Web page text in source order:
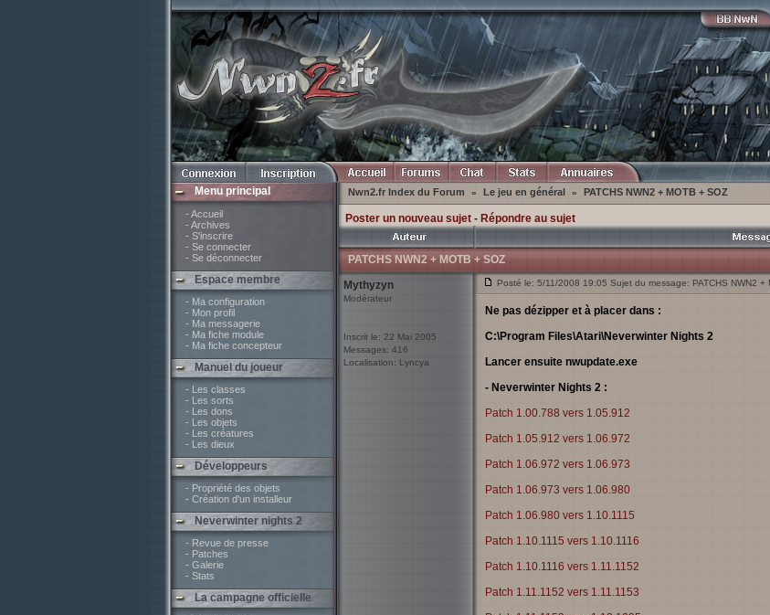
Menu principal
- Accueil
- Archives
- S'inscrire
- Se connecter
- Se déconnecter
Espace membre
- Ma configuration
- Mon profil
- Ma messagerie
- Ma fiche module
- Ma fiche concepteur
Manuel du joueur
- Les classes
- Les sorts
- Les dons
- Les objets
- Les créatures
- Les dieux
Développeurs
- Propriété des objets
- Création d'un installeur
Neverwinter nights 2
- Revue de presse
- Patches
- Galerie
- Stats
La campagne officielle
Nwn2.fr Index du Forum » Le jeu en général » PATCHS NWN2 + MOTB + SOZ
Poster un nouveau sujet- Répondre au sujet
PATCHS NWN2 + MOTB + SOZ
Mythyzyn
Modérateur
Inscrit le: 22 Mai 2005
Messages: 416
Localisation: Lyncya
Posté le: 5/11/2008 19:05 Sujet du message: PATCHS NWN2 +
Ne pas dézipper et à placer dans :
C:\Program Files\Atari\Neverwinter Nights 2
Lancer ensuite nwupdate.exe
- Neverwinter Nights 2 :
Patch 1.00.788 vers 1.05.912
Patch 1.05.912 vers 1.06.972
Patch 1.06.972 vers 1.06.973
Patch 1.06.973 vers 1.06.980
Patch 1.06.980 vers 1.10.1115
Patch 1.10.1115 vers 1.10.1116
Patch 1.10.1116 vers 1.11.1152
Patch 1.11.1152 vers 1.11.1153